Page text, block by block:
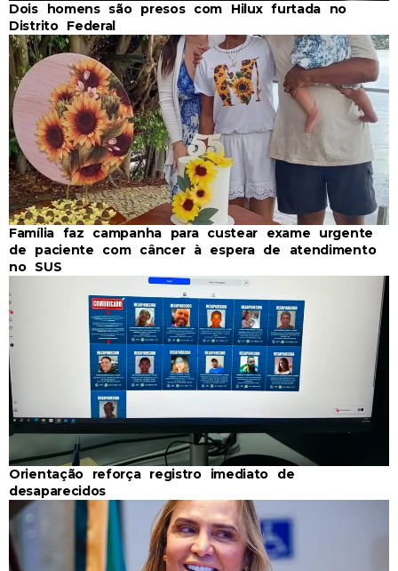
Dois homens são presos com Hilux furtada no
Distrito Federal
Família faz campanha para custear exame urgente
de paciente com câncer à espera de atendimento
no SUS
Orientação reforça registro imediato de
desaparecidos